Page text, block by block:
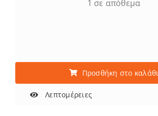
1 σε απόθεμα
Προσθήκη στο καλάθι
Λεπτομέρειες